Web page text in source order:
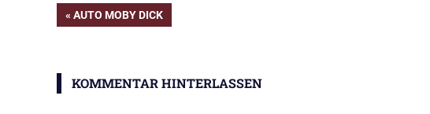
Beitragsnavigation
VORHERIGER
AUTO MOBY DICK
KOMMENTAR HINTERLASSEN